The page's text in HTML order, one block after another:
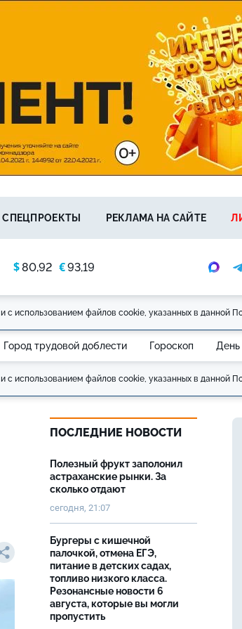
$80,92 €93,19
СПЕЦПРОЕКТЫ РЕКЛАМА НА САЙТЕ
и с использованием файлов cookie, указанных в данной
Город трудовой доблести Гороскоп
и с использованием файлов cookie, указанных в данной
ПОСЛЕДНИЕ НОВОСТИ
Полезный фрукт заполонил
астраханские рынки. За
сколько отдают
сегодня, 21:07
Бургеры с кишечной
палочкой, отмена ЕГЭ,
питание в детских садах,
топливо низкого класса.
Резонансные новости 6
августа, которые вы могли
пропустить